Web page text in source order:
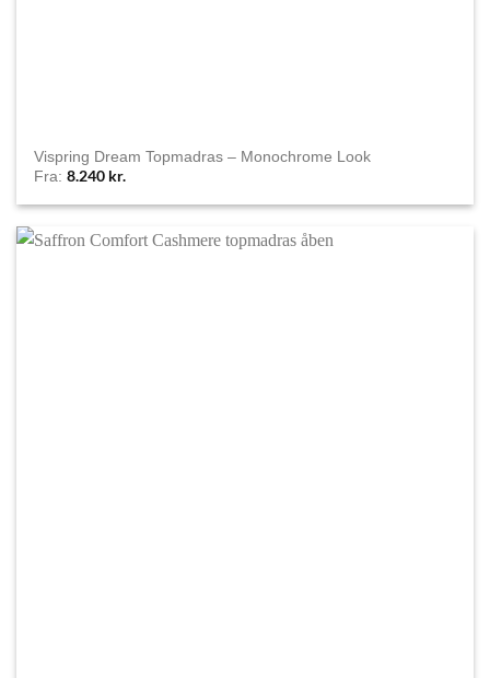
Vispring Dream Topmadras – Monochrome Look
Fra:8.240 kr.